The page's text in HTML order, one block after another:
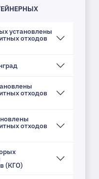
установлены
отходов
отходов
отходов
(КГО)